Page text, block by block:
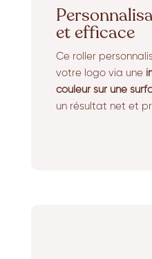
et efficace
Ce roller
votre logo via une
couleur sur une
un résultat net et